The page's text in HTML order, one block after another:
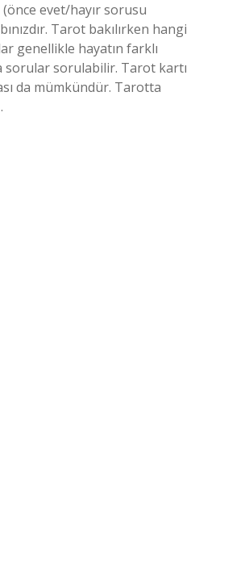
evet/hayır sorusu
Tarot bakılırken hangi
genellikle hayatın farklı
sorular sorulabilir. Tarot kartı
da mümkündür. Tarotta